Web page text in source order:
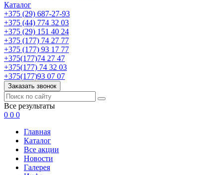
Каталог
+375 (29) 687-27-93
+375 (44) 774 32 03
+375 (29) 151 40 24
+375 (177) 74 27 77
+375 (177) 93 17 77
+375(177)74 27 47
+375(177) 74 32 03
+375(177)93 07 07
Заказать звонок
Все результаты
0 0 0
Главная
Каталог
Все акции
Новости
Галерея